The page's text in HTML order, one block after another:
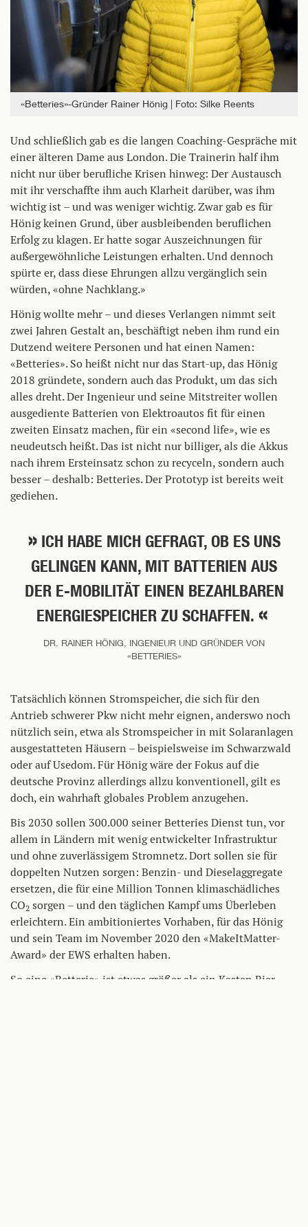
«Betteries»-Gründer Rainer Hönig Foto: Silke Reents
Und schließlich gab es die langen Coaching-Gespräche mit
einer älteren Dame aus London. Die Trainerin half ihm
nicht nur über berufliche Krisen hinweg: Der Austausch
mit ihr verschaffte ihm auch Klarheit darüber, was ihm
wichtig ist – und was weniger wichtig. Zwar gab es für
Hönig keinen Grund, über ausbleibenden beruflichen
Erfolg zu klagen. Er hatte sogar Auszeichnungen für
außergewöhnliche Leistungen erhalten. Und dennoch
spürte er, dass diese Ehrungen allzu vergänglich sein
würden, «ohne Nachklang.»
Hönig wollte mehr – und dieses Verlangen nimmt seit
zwei Jahren Gestalt an, beschäftigt neben ihm rund ein
Dutzend weitere Personen und hat einen Namen:
«Betteries». So heißt nicht nur das Start-up, das Hönig
2018 gründete, sondern auch das Produkt, um das sich
alles dreht. Der Ingenieur und seine Mitstreiter wollen
ausgediente Batterien von Elektroautos fit für einen
zweiten Einsatz machen, für ein «second life», wie es
neudeutsch heißt. Das ist nicht nur billiger, als die Akkus
nach ihrem Ersteinsatz schon zu recyceln, sondern auch
besser – deshalb: Betteries. Der Prototyp ist bereits weit
gediehen.
ICH HABE MICH GEFRAGT, OB ES UNS
GELINGEN KANN, MIT BATTERIEN AUS
DER E-MOBILITÄT EINEN BEZAHLBAREN
ENERGIESPEICHER ZU SCHAFFEN.
DR. RAINER HÖNIG, INGENIEUR UND GRÜNDER VON
«BETTERIES»
Tatsächlich können Stromspeicher, die sich für den
Antrieb schwerer Pkw nicht mehr eignen, anderswo noch
nützlich sein, etwa als Stromspeicher in mit Solaranlagen
ausgestatteten Häusern – beispielsweise im Schwarzwald
oder auf Usedom. Für Hönig wäre der Fokus auf die
deutsche Provinz allerdings allzu konventionell, gilt es
doch, ein wahrhaft globales Problem anzugehen.
Bis 2030 sollen 300.000 seiner Betteries Dienst tun, vor
allem in Ländern mit wenig entwickelter Infrastruktur
und ohne zuverlässigem Stromnetz. Dort sollen sie für
doppelten Nutzen sorgen: Benzin- und Dieselaggregate
ersetzen, die für eine Million Tonnen klimaschädliches
CO2 sorgen – und den täglichen Kampf ums Überleben
erleichtern. Ein ambitioniertes Vorhaben, für das Hönig
und sein Team im November 2020 den «MakeItMatter-
Award» der EWS erhalten haben.
So eine «Betterie» ist etwas größer als ein Kasten Bier,